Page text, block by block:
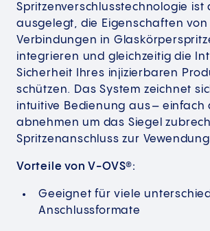
Spritzenverschlusstechnologie ist
ausgelegt, die Eigenschaften von
Verbindungen in
integrieren und gleichzeitig die
Sicherheit Ihres injizierbaren
schützen. Das System zeichnet
intuitive Bedienung aus – einfach
abnehmen um das Siegel
Spritzenanschluss zur
Vorteile von V-OVS®:
Geeignet für viele
Anschlussformate